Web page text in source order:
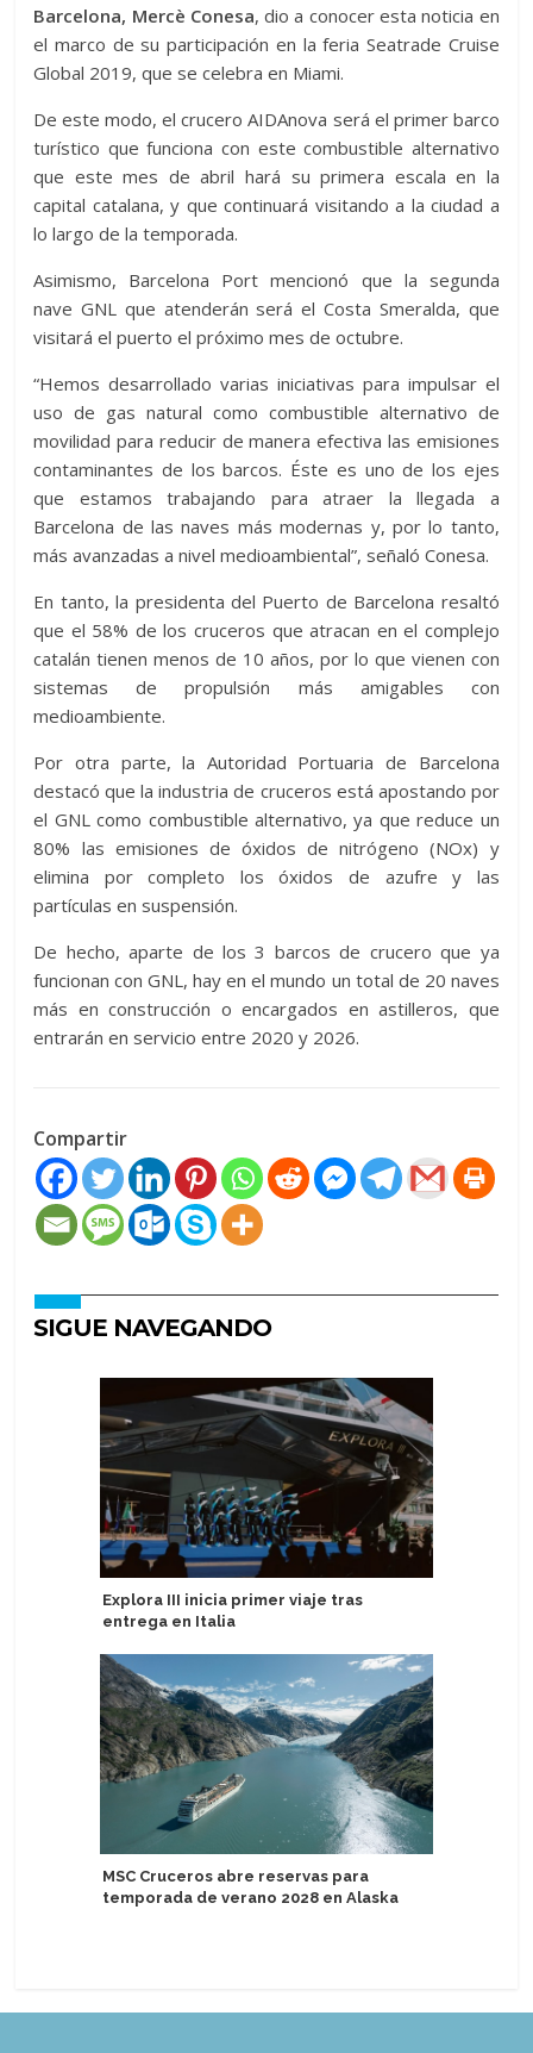
Barcelona, Mercè Conesa, dio a conocer esta noticia en
el marco de su participación en la feria Seatrade Cruise
Global 2019, que se celebra en Miami.
De este modo, el crucero AIDAnova será el primer barco
turístico que funciona con este combustible alternativo
que este mes de abril hará su primera escala en la
capital catalana, y que continuará visitando a la ciudad a
lo largo de la temporada.
Asimismo, Barcelona Port mencionó que la segunda
nave GNL que atenderán será el Costa Smeralda, que
visitará el puerto el próximo mes de octubre.
“Hemos desarrollado varias iniciativas para impulsar el
uso de gas natural como combustible alternativo de
movilidad para reducir de manera efectiva las emisiones
contaminantes de los barcos. Éste es uno de los ejes
que estamos trabajando para atraer la llegada a
Barcelona de las naves más modernas y, por lo tanto,
más avanzadas a nivel medioambiental”, señaló Conesa.
En tanto, la presidenta del Puerto de Barcelona resaltó
que el 58% de los cruceros que atracan en el complejo
catalán tienen menos de 10 años, por lo que vienen con
sistemas de propulsión más amigables con
medioambiente.
Por otra parte, la Autoridad Portuaria de Barcelona
destacó que la industria de cruceros está apostando por
el GNL como combustible alternativo, ya que reduce un
80% las emisiones de óxidos de nitrógeno (NOx) y
elimina por completo los óxidos de azufre y las
partículas en suspensión.
De hecho, aparte de los 3 barcos de crucero que ya
funcionan con GNL, hay en el mundo un total de 20 naves
más en construcción o encargados en astilleros, que
entrarán en servicio entre 2020 y 2026.
Compartir
SIGUE NAVEGANDO
Explora III inicia primer viaje tras
entrega en Italia
MSC Cruceros abre reservas para
temporada de verano 2028 en Alaska